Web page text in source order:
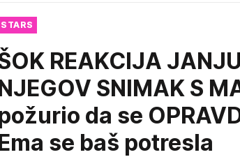
STARS
REAKCIJA
SNIMAK S
da se
se baš potresla